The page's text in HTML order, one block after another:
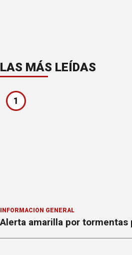
LAS MÁS LEÍDAS
1
INFORMACION GENERAL
Alerta amarilla por tormentas